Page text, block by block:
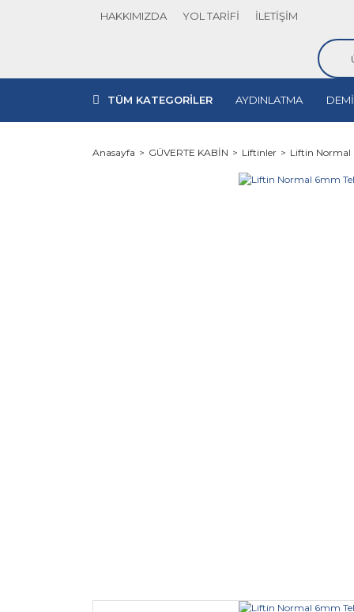
HAKKIMIZDA YOL TARİFİ İLETİŞİM
TÜM KATEGORİLER AYDINLATMA
Anasayfa GÜVERTE KABİN Liftinler Liftin Normal